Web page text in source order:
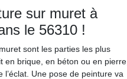
sur muret à
le 56310 !
sont les parties les plus
en brique, en béton ou en pierre,
l’éclat. Une pose de peinture va